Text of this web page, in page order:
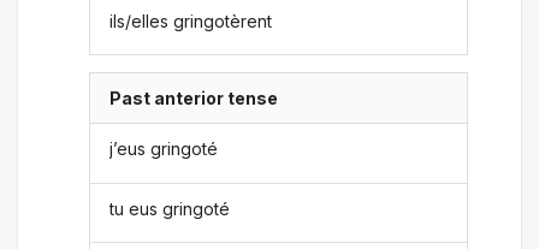
ils/elles gringotèrent
Past anterior tense
j’eus gringoté
tu eus gringoté